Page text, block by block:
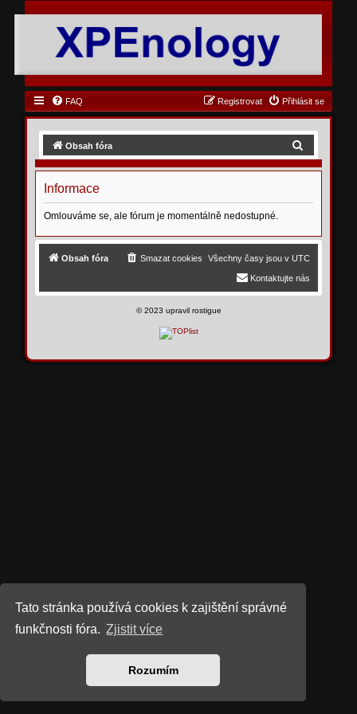
Tato stránka používá cookies k zajištění správné
funkčnosti fóra. Zjistit více
Rozumím
FAQ Přihlásit se
Registrovat
Obsah fóra
d
t
Informace
Omlouváme se, ale fórum je momentálně nedostupné.
Obsah fóra Všechny časy jsou v UTC
Smazat cookies
Kontaktujte nás
©2023 upravil rostigue